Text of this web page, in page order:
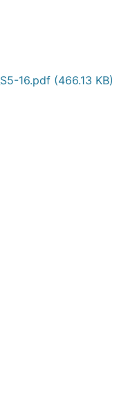
16.pdf (466.13 KB)